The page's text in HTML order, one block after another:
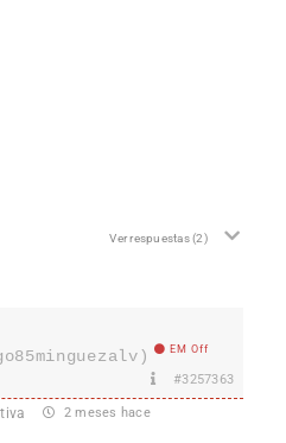
Ver respuestas(2)
EM Off
#3257363
2 meses hace